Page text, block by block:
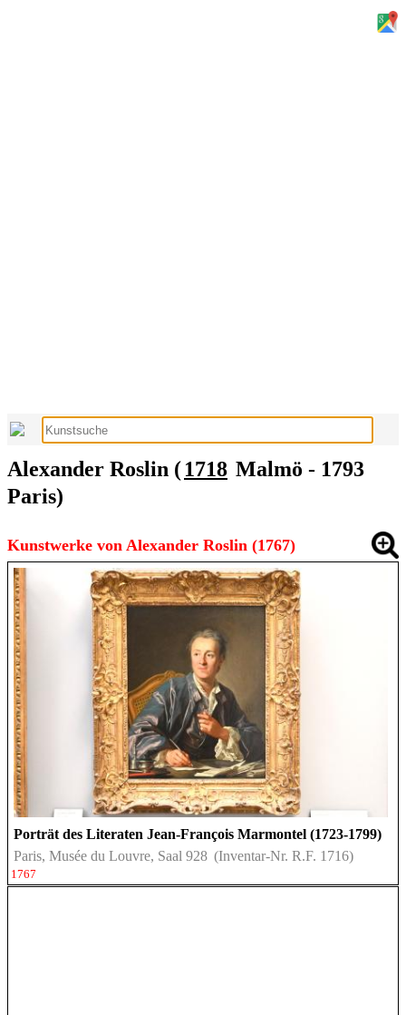
Alexander Roslin (1718 Malmö - 1793
Paris)
Kunstwerke von Alexander Roslin (1767)
Porträt des Literaten Jean-François Marmontel (1723-1799)
Paris, Musée du Louvre, Saal 928 (Inventar-Nr. R.F. 1716)
1767